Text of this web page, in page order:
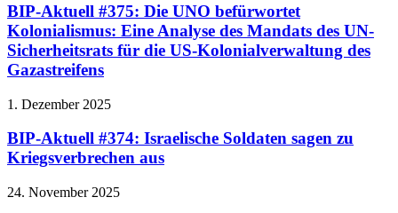
BIP-Aktuell #375: Die UNO befürwortet
Kolonialismus: Eine Analyse des Mandats des UN-
Sicherheitsrats für die US-Kolonialverwaltung des
Gazastreifens
1. Dezember 2025
BIP-Aktuell #374: Israelische Soldaten sagen zu
Kriegsverbrechen aus
24. November 2025